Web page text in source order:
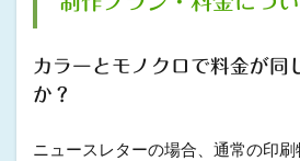
カラーとモノクロで料金が同
か？
ニュースレターの場合、通常の印